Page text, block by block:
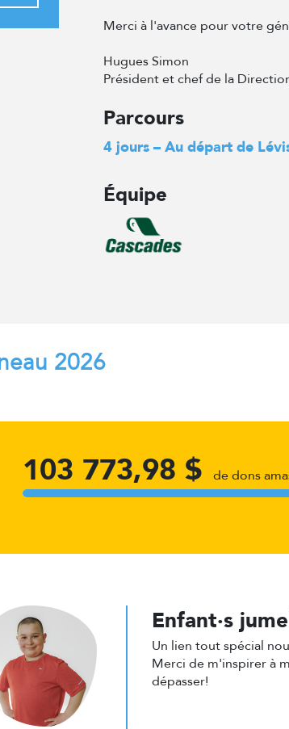
Merci à l'avance pour votre
Hugues Simon
Président et chef de la
Parcours
4 jours – Au départ de
Équipe
2026
103 773,98 $ de dons
Enfant·s
Un lien tout spécial
Merci de m'inspirer à
dépasser!